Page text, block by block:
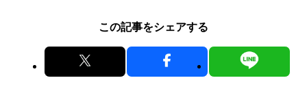
この記事をシェアする